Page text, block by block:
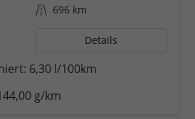
Kilometerstand 696 km
Details
6,30 l/100km
g/km